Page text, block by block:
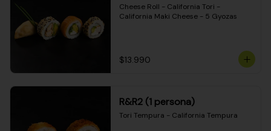
Cheese Roll - California Tori -
California Maki Cheese - 5 Gyozas
$13.990
R&R2 (1 persona)
Tori Tempura - California Tempura